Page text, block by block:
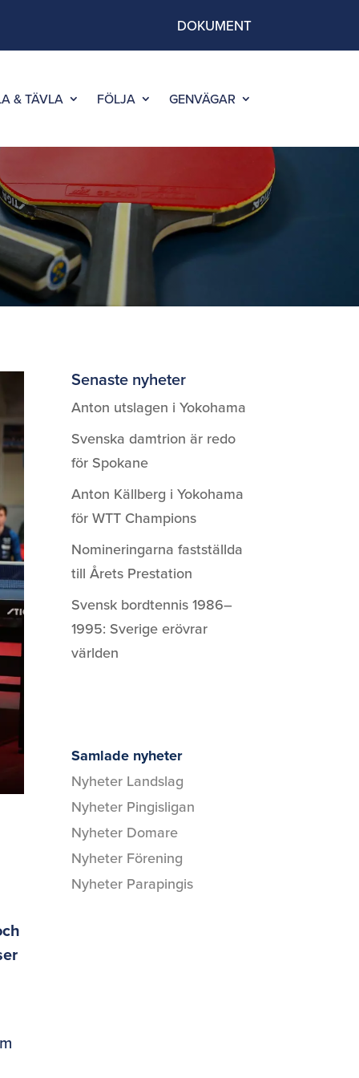
DOKUMENT
& TÄVLA FÖLJA GENVÄGAR
Senaste nyheter
Anton utslagen i Yokohama
Svenska damtrion är redo
för Spokane
Anton Källberg i Yokohama
för WTT Champions
Nomineringarna fastställda
till Årets Prestation
Svensk bordtennis 1986–
1995: Sverige erövrar
världen
Samlade nyheter
Nyheter Landslag
Nyheter Pingisligan
Nyheter Domare
Nyheter Förening
Nyheter Parapingis